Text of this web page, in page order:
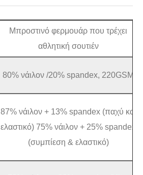
Μπροστινό φερμουάρ που τρέχει
αθλητική σουτιέν
80% νάιλον /20% spandex, 220GSM
87% νάιλον + 13% spandex (παχύ και
ελαστικό) 75% νάιλον + 25% spandex
(συμπίεση & ελαστικό)